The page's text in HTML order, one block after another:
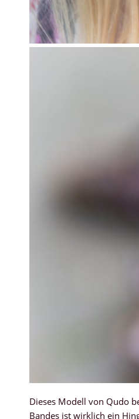
Dieses Modell von Qudo
Bandes ist wirklich ein